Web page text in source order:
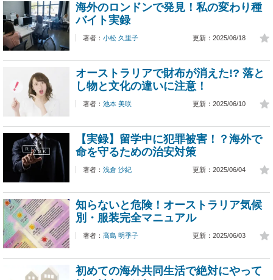
海外のロンドンで発見！私の変わり種
バイト実録
更新：2025/06/18
著者： 小松 久里子
オーストラリアで財布が消えた!? 落と
し物と文化の違いに注意！
更新：2025/06/10
著者： 池本 美咲
【実録】留学中に犯罪被害！？海外で
命を守るための治安対策
更新：2025/06/04
著者： 浅倉 沙紀
知らないと危険！オーストラリア気候
別・服装完全マニュアル
更新：2025/06/03
著者： 高島 明季子
初めての海外共同生活で絶対にやって